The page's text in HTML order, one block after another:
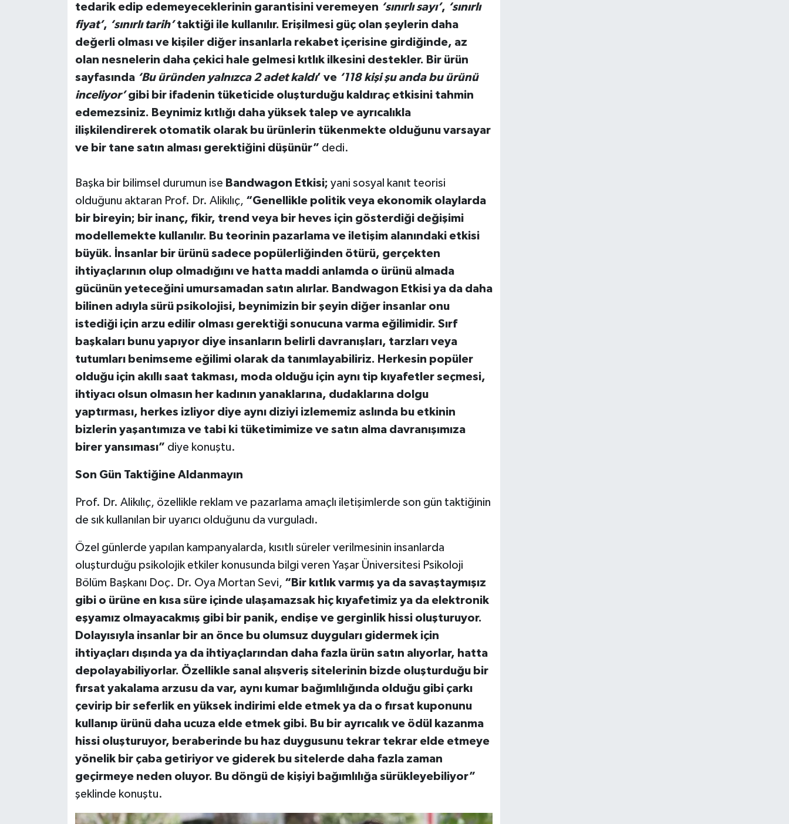
tedarik edip edemeyeceklerinin garantisini veremeyen ‘sınırlı sayı’, ‘sınırlı
fiyat’, ‘sınırlı tarih’taktiği ile kullanılır. Erişilmesi güç olan şeylerin daha
değerli olması ve kişiler diğer insanlarla rekabet içerisine girdiğinde, az
olan nesnelerin daha çekici hale gelmesi kıtlık ilkesini destekler. Bir ürün
sayfasında ‘Bu üründen yalnızca 2 adet kaldı’ ve‘118 kişi şu anda bu ürünü
inceliyor’gibi bir ifadenin tüketicide oluşturduğu kaldıraç etkisini tahmin
edemezsiniz. Beynimiz kıtlığı daha yüksek talep ve ayrıcalıkla
ilişkilendirerek otomatik olarak bu ürünlerin tükenmekte olduğunu varsayar
ve bir tane satın alması gerektiğini düşünür” dedi.
Başka bir bilimsel durumun ise Bandwagon Etkisi; yani sosyal kanıt teorisi
olduğunu aktaran Prof. Dr. Alikılıç, “Genellikle politik veya ekonomik olaylarda
bir bireyin; bir inanç, fikir, trend veya bir heves için gösterdiği değişimi
modellemekte kullanılır. Bu teorinin pazarlama ve iletişim alanındaki etkisi
büyük. İnsanlar bir ürünü sadece popülerliğinden ötürü, gerçekten
ihtiyaçlarının olup olmadığını ve hatta maddi anlamda o ürünü almada
gücünün yeteceğini umursamadan satın alırlar. Bandwagon Etkisi ya da daha
bilinen adıyla sürü psikolojisi, beynimizin bir şeyin diğer insanlar onu
istediği için arzu edilir olması gerektiği sonucuna varma eğilimidir. Sırf
başkaları bunu yapıyor diye insanların belirli davranışları, tarzları veya
tutumları benimseme eğilimi olarak da tanımlayabiliriz. Herkesin popüler
olduğu için akıllı saat takması, moda olduğu için aynı tip kıyafetler seçmesi,
ihtiyacı olsun olmasın her kadının yanaklarına, dudaklarına dolgu
yaptırması, herkes izliyor diye aynı diziyi izlememiz aslında bu etkinin
bizlerin yaşantımıza ve tabi ki tüketimimize ve satın alma davranışımıza
birer yansıması” diye konuştu.
Son Gün Taktiğine Aldanmayın
Prof. Dr. Alikılıç, özellikle reklam ve pazarlama amaçlı iletişimlerde son gün taktiğinin
de sık kullanılan bir uyarıcı olduğunu da vurguladı.
Özel günlerde yapılan kampanyalarda, kısıtlı süreler verilmesinin insanlarda
oluşturduğu psikolojik etkiler konusunda bilgi veren Yaşar Üniversitesi Psikoloji
Bölüm Başkanı Doç. Dr. Oya Mortan Sevi, “Bir kıtlık varmış ya da savaştaymışız
gibi o ürüne en kısa süre içinde ulaşamazsak hiç kıyafetimiz ya da elektronik
eşyamız olmayacakmış gibi bir panik, endişe ve gerginlik hissi oluşturuyor.
Dolayısıyla insanlar bir an önce bu olumsuz duyguları gidermek için
ihtiyaçları dışında ya da ihtiyaçlarından daha fazla ürün satın alıyorlar, hatta
depolayabiliyorlar. Özellikle sanal alışveriş sitelerinin bizde oluşturduğu bir
fırsat yakalama arzusu da var, aynı kumar bağımlılığında olduğu gibi çarkı
çevirip bir seferlik en yüksek indirimi elde etmek ya da o fırsat kuponunu
kullanıp ürünü daha ucuza elde etmek gibi. Bu bir ayrıcalık ve ödül kazanma
hissi oluşturuyor, beraberinde bu haz duygusunu tekrar tekrar elde etmeye
yönelik bir çaba getiriyor ve giderek bu sitelerde daha fazla zaman
geçirmeye neden oluyor. Bu döngü de kişiyi bağımlılığa sürükleyebiliyor”
şeklinde konuştu.